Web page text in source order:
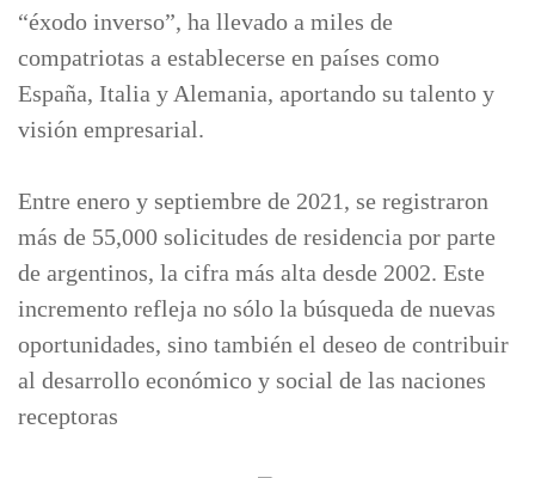
“éxodo inverso”, ha llevado a miles de
compatriotas a establecerse en países como
España, Italia y Alemania, aportando su talento y
visión empresarial.
Entre enero y septiembre de 2021, se registraron
más de 55,000 solicitudes de residencia por parte
de argentinos, la cifra más alta desde 2002. Este
incremento refleja no sólo la búsqueda de nuevas
oportunidades, sino también el deseo de contribuir
al desarrollo económico y social de las naciones
receptoras